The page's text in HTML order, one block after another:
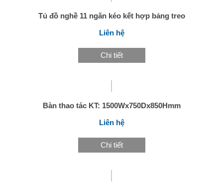
Tủ đồ nghề 11 ngăn kéo kết hợp bảng treo
Liên hệ
Chi tiết
Bàn thao tác KT: 1500Wx750Dx850Hmm
Liên hệ
Chi tiết